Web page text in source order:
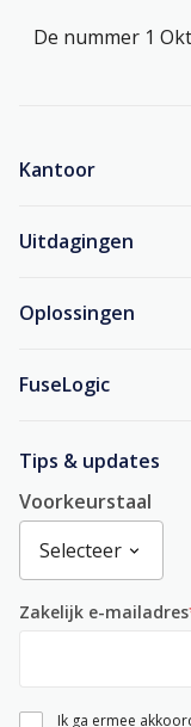
De nummer 1
Kantoor
Uitdagingen
Oplossingen
FuseLogic
Tips & updates
Zakelijk e-mailadres
Voorkeurstaal
Ik ga ermee